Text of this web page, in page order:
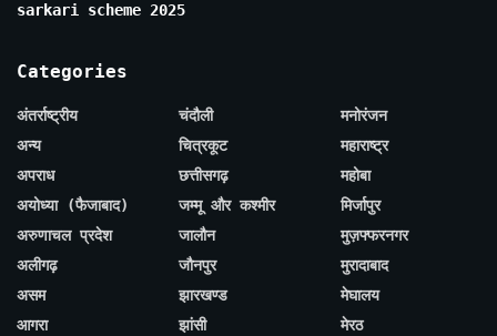
sarkari scheme 2025
Categories
अंतर्राष्ट्रीय
अन्य
अपराध
अयोध्या (फैजाबाद)
अरुणाचल प्रदेश
अलीगढ़
असम
आगरा
चंदौली
चित्रकूट
छत्तीसगढ़
जम्मू और कश्मीर
जालौन
जौनपुर
झारखण्ड
झांसी
मनोरंजन
महाराष्ट्र
महोबा
मिर्जापुर
मुज़फ्फरनगर
मुरादाबाद
मेघालय
मेरठ